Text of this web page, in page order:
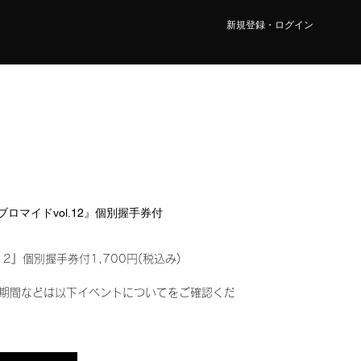
新規登録・ログイン
ロマイドvol.12』個別握手券付
』個別握手券付1,700円(税込み)
間などは以下イベントについてをご確認くだ